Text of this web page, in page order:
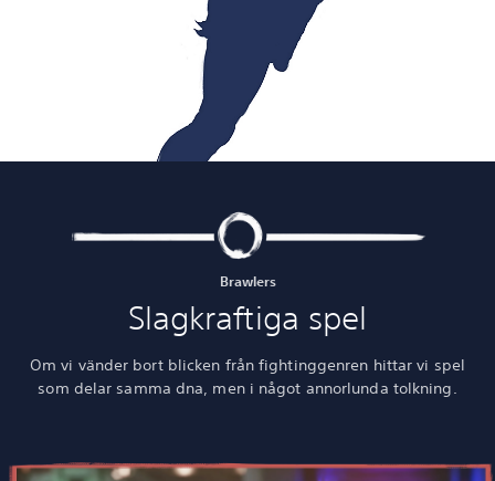
Brawlers
Slagkraftiga spel
Om vi vänder bort blicken från fightinggenren hittar vi spel
som delar samma dna, men i något annorlunda tolkning.